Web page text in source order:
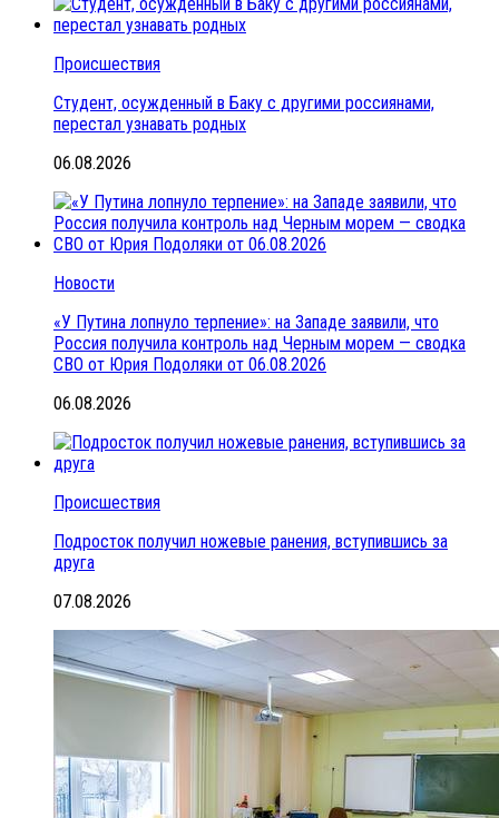
Происшествия
Студент, осужденный в Баку с другими россиянами,
перестал узнавать родных
06.08.2026
Новости
«У Путина лопнуло терпение»: на Западе заявили, что
Россия получила контроль над Черным морем — сводка
СВО от Юрия Подоляки от 06.08.2026
06.08.2026
Происшествия
Подросток получил ножевые ранения, вступившись за
друга
07.08.2026